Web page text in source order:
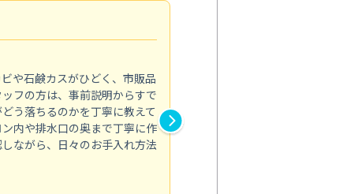
や石鹸カスがひどく、市販品
フの方は、事前説明からすで
う落ちるのかを丁寧に教えて
内や排水口の奥まで丁寧に作
ながら、日々のお手入れ方法